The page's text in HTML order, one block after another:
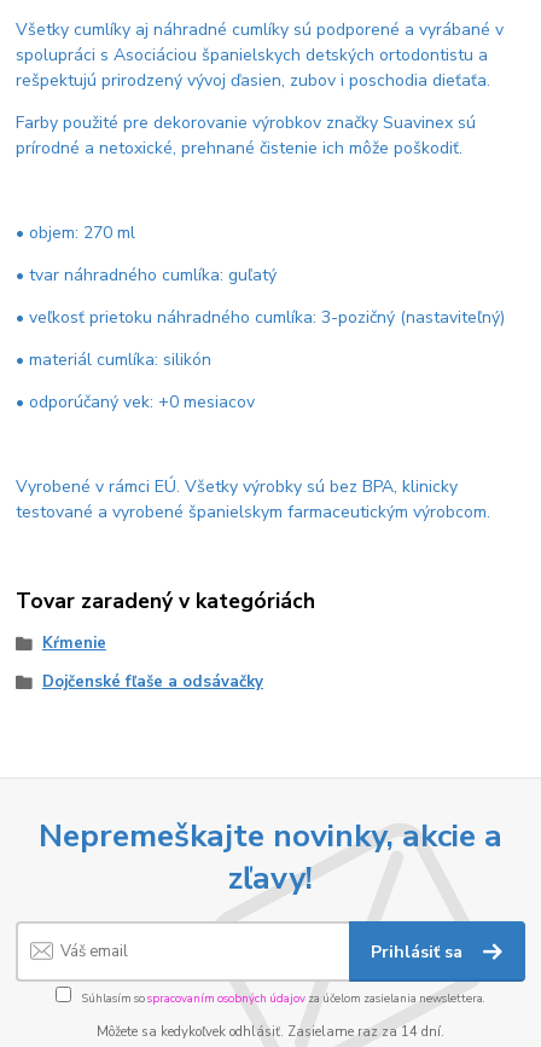
Všetky cumlíky aj náhradné cumlíky sú podporené a vyrábané v
spolupráci s Asociáciou španielskych detských ortodontistu a
rešpektujú prirodzený vývoj ďasien, zubov i poschodia dieťaťa.
Farby použité pre dekorovanie výrobkov značky Suavinex sú
prírodné a netoxické, prehnané čistenie ich môže poškodiť.
• objem: 270 ml
• tvar náhradného cumlíka: guľatý
• veľkosť prietoku náhradného cumlíka: 3-pozičný (nastaviteľný)
• materiál cumlíka: silikón
• odporúčaný vek: +0 mesiacov
Vyrobené v rámci EÚ. Všetky výrobky sú bez BPA, klinicky
testované a vyrobené španielskym farmaceutickým výrobcom.
Tovar zaradený v kategóriách
Kŕmenie
Dojčenské fľaše a odsávačky
Nepremeškajte novinky, akcie a
zľavy!
Prihlásiť sa
Súhlasím sospracovaním osobných údajov za účelom zasielania newslettera.
Môžete sa kedykoľvek odhlásiť. Zasielame raz za 14 dní.